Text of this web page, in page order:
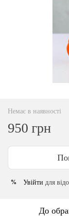
Немає в наявності
950 грн
% Увійти для
До